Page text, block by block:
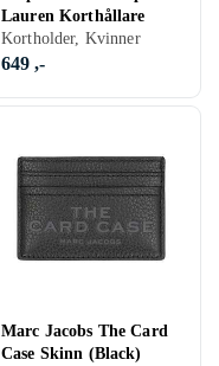
Lauren Korthållare
Kortholder, Kvinner
649 ,-
Marc Jacobs The Card
Case Skinn (Black)